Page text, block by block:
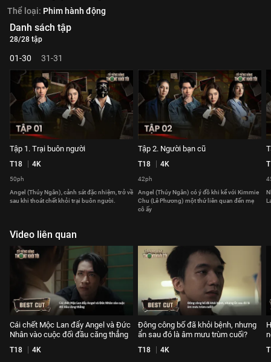
Thể loại: Phim hành động
Danh sách tập
28/28 tập
01-30 31-31
Tập 1. Trại buôn người
T18 4K
50ph
Angel (Thúy Ngân), cảnh sát đặc nhiệm, trở về
sau khi thoát chết khỏi trại buôn người.
Tập 2. Người bạn cũ
T18 4K
42ph
Angel (Thúy Ngân) có ý đồ khi kể với Kimmie
Chu (Lê Phương) một thứ liên quan đến mẹ
cô ấy
Video liên quan
Cái chết Mộc Lan đẩy Angel và Đức
Nhân vào cuộc đối đầu căng thẳng
T18 4K
Đông công bố đã khỏi bệnh, nhưng
ẩn sau đó là âm mưu trùm cuối?
T18 4K